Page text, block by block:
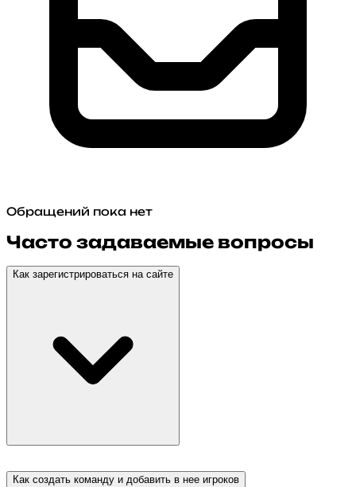
Обращений пока нет
Часто задаваемые вопросы
Как зарегистрироваться на сайте
Как создать команду и добавить в нее игроков